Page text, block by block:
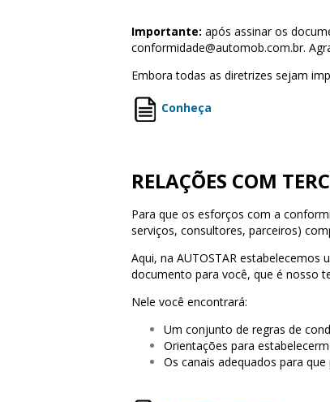
Importante: após assinar os
conformidade@automob.com.br.
Embora todas as diretrizes sejam
Conheça
RELAÇÕES COM
Para que os esforços com a
serviços, consultores, parceiros)
Aqui, na AUTOSTAR
documento para você, que é nosso
Nele você encontrará:
Um conjunto de regras de
Orientações para
Os canais adequados para